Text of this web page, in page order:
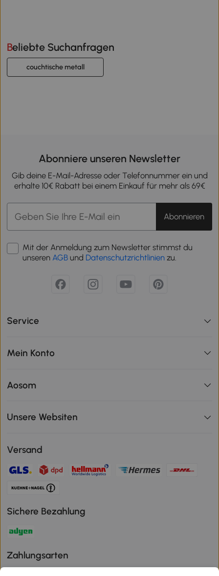
Beliebte Suchanfragen
couchtische metall
Abonniere unseren Newsletter
Gib deine E-Mail-Adresse oder Telefonnummer ein und
erhalte 10€ Rabatt bei einem Einkauf für mehr als 69€
Abonnieren
Mit der Anmeldung zum Newsletter stimmst du
unseren AGB und Datenschutzrichtlinien zu.
Service
Mein Konto
Aosom
Unsere Websiten
Versand
Sichere Bezahlung
Zahlungsarten